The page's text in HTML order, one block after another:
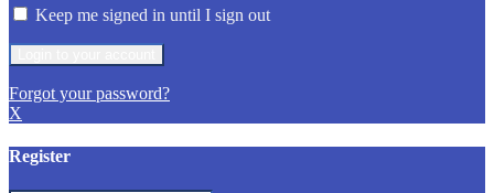
Keep me signed in until I sign out
Forgot your password?
X
Register